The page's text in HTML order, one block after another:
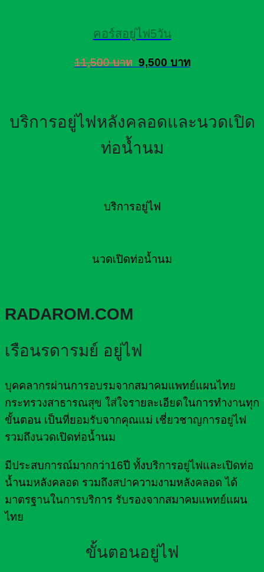
คอร์สอยู่ไฟ5วัน
11,500 บาท 9,500 บาท
บริการอยู่ไฟหลังคลอดและนวดเปิด
ท่อน้ำนม
บริการอยู่ไฟ
นวดเปิดท่อน้ำนม
RADAROM.COM
เรือนรดารมย์ อยู่ไฟ
บุคคลากรผ่านการอบรมจากสมาคมแพทย์แผนไทย
กระทรวงสาธารณสุข ใส่ใจรายละเอียดในการทำงานทุก
ขั้นตอน เป็นที่ยอมรับจากคุณแม่ เชี่ยวชาญการอยู่ไฟ
รวมถึงนวดเปิดท่อน้ำนม
มีประสบการณ์มากกว่า16ปี ทั้งบริการอยู่ไฟและเปิดท่อ
น้ำนมหลังคลอด รวมถึงสปาความงามหลังคลอด ได้
มาตรฐานในการบริการ รับรองจากสมาคมแพทย์แผน
ไทย
ขั้นตอนอยู่ไฟ